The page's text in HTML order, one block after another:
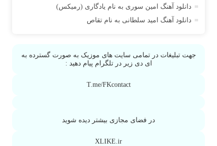
آران
آران براتی
دانلود آهنگ امین سوری به نام یادگاری (رمیکس)
دانلود آهنگ امید سلطانی به نام تقاص
جهت تبلیغات در تمامی سایت های موزیک به صورت گسترده به
ای دی زیر در تلگرام پیام دهید :
T.me/FKcontact
در فضای مجازی بیشتر دیده شوید
XLIKE.ir